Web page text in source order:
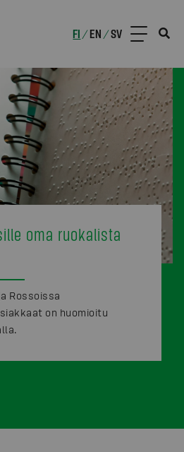
FI /EN /SV
oma ruokalista
Rossoissa
on huomioitu